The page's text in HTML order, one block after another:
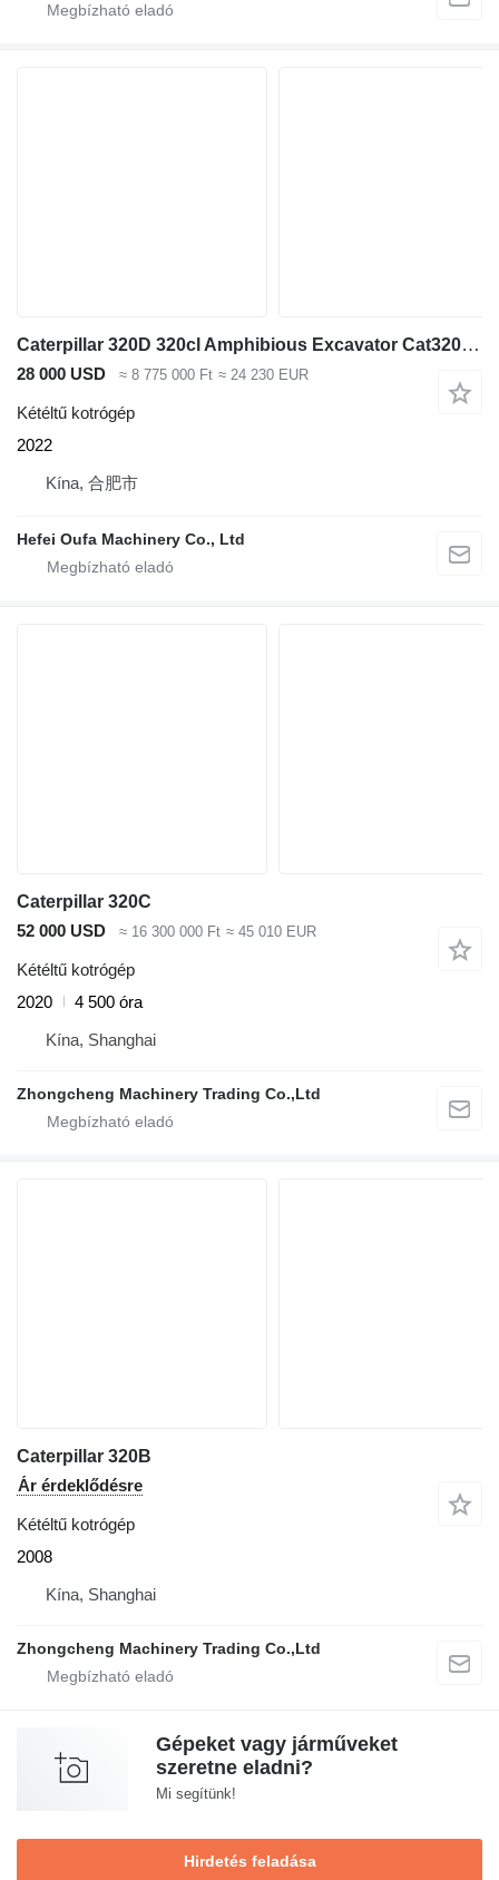
Caterpillar 320D 320cl Amphibious Excavator Cat320C Pontoon Un
28 000 USD ≈ 8 775 000 Ft ≈ 24 230 EUR
Kétéltű kotrógép
2022
Kína, 合肥市
Hefei Oufa Machinery Co., Ltd
Caterpillar 320C
52 000 USD
≈ 16 300 000 Ft ≈ 45 010 EUR
Kétéltű kotrógép
2020
4 500 óra
Kína, Shanghai
Zhongcheng Machinery Trading Co.,Ltd
Caterpillar 320B
Ár érdeklődésre
Kétéltű kotrógép
2008
Kína, Shanghai
Zhongcheng Machinery Trading Co.,Ltd
Gépeket vagy járműveket
szeretne eladni?
Mi segítünk!
Hirdetés feladása